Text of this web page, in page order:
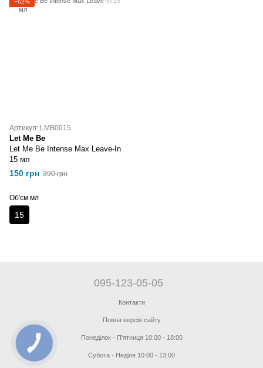
−62%
Артикул: LMB0015
Let Me Be
Let Me Be Intense Max Leave-In
15 мл
150 грн 390 грн
Об'єм мл
15
095-123-05-05
Контакти
Повна версія сайту
Понеділок - П'ятниця 10:00 - 18:00
Субота - Неділя 10:00 - 13:00